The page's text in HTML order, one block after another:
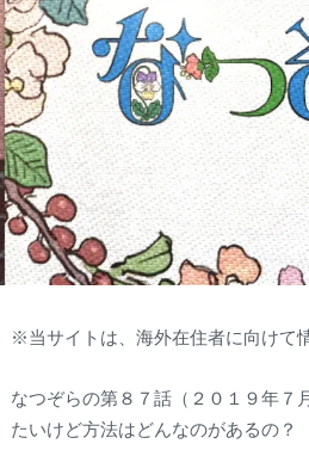
※当サイトは、海外在住者に向けて
なつぞらの第８７話（２０１９年７
たいけど方法はどんなのがあるの？